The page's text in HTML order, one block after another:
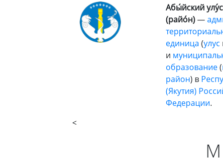
Абы́йский улу́с
(райо́н)—
единица (улус
и
образование(
район) в
(Якутия)
Федерации.
<